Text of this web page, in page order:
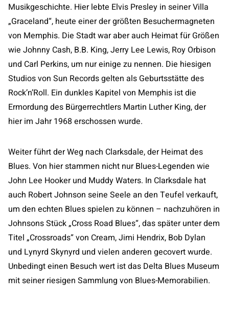
Musikgeschichte. Hier lebte Elvis Presley in seiner Villa
„Graceland“, heute einer der größten Besuchermagneten
von Memphis. Die Stadt war aber auch Heimat für Größen
wie Johnny Cash, B.B. King, Jerry Lee Lewis, Roy Orbison
und Carl Perkins, um nur einige zu nennen. Die hiesigen
Studios von Sun Records gelten als Geburtsstätte des
Rock’n’Roll. Ein dunkles Kapitel von Memphis ist die
Ermordung des Bürgerrechtlers Martin Luther King, der
hier im Jahr 1968 erschossen wurde.
Weiter führt der Weg nach Clarksdale, der Heimat des
Blues. Von hier stammen nicht nur Blues-Legenden wie
John Lee Hooker und Muddy Waters. In Clarksdale hat
auch Robert Johnson seine Seele an den Teufel verkauft,
um den echten Blues spielen zu können – nachzuhören in
Johnsons Stück „Cross Road Blues“, das später unter dem
Titel „Crossroads“ von Cream, Jimi Hendrix, Bob Dylan
und Lynyrd Skynyrd und vielen anderen gecovert wurde.
Unbedingt einen Besuch wert ist das Delta Blues Museum
mit seiner riesigen Sammlung von Blues-Memorabilien.